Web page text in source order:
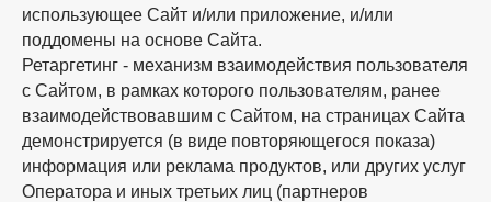
использующее Сайт и/или приложение, и/или
поддомены на основе Сайта.
Ретаргетинг - механизм взаимодействия пользователя
с Сайтом, в рамках которого пользователям, ранее
взаимодействовавшим с Сайтом, на страницах Сайта
демонстрируется (в виде повторяющегося показа)
информация или реклама продуктов, или других услуг
Оператора и иных третьих лиц (партнеров